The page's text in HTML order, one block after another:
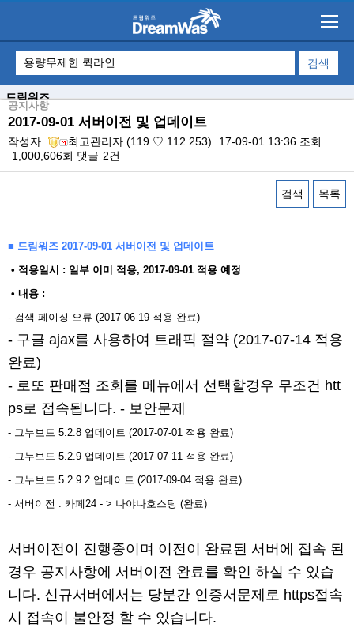
드림워즈
공지사항
2017-09-01 서버이전 및 업데이트
작성자 최고관리자 (119.♡.112.253) 17-09-01 13:36 조회
1,000,606회 댓글 2건
검색 목록
■ 드림워즈 2017-09-01 서버이전 및 업데이트
​ • 적용일시 : 일부 이미 적용, 2017-09-01 적용 예정
• 내용 : ​
- 검색 페이징 오류 (2017-06-19 적용 완료)
- 구글 ajax를 사용하여 트래픽 절약 (2017-07-14 적용
완료)
- 로또 판매점 조회를 메뉴에서 선택할경우 무조건 htt
ps로 접속됩니다. - 보안문제
- 그누보드 5.2.8 업데이트 (2017-07-01 적용 완료)
- 그누보드 5.2.9 업데이트 (2017-07-11 적용 완료)
- 그누보드 5.2.9.2 업데이트 (2017-09-04 적용 완료)​
- 서버이전 : 카페24 - > 나야나호스팅 (완료)
서버이전이 진행중이며 이전이 완료된 서버에 접속 된
경우 공지사항에 서버이전 완료를 확인 하실 수 있습
니다. 신규서버에서는 당분간 인증서문제로 https접속
시 접속이 불안정 할 수 있습니다.